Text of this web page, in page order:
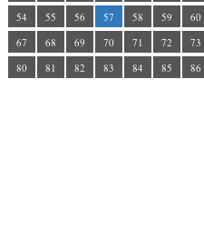
54
55 56 57 58 59 60
67
68 69 70 71 72 73
80
81 82 83 84 85 86